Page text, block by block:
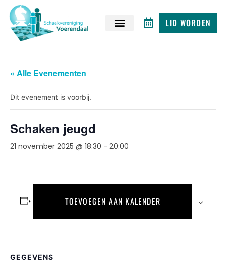
LID WORDEN
« Alle Evenementen
Dit evenement is voorbij.
Schaken jeugd
21 november 2025 @ 18:30 - 20:00
TOEVOEGEN AAN KALENDER
GEGEVENS